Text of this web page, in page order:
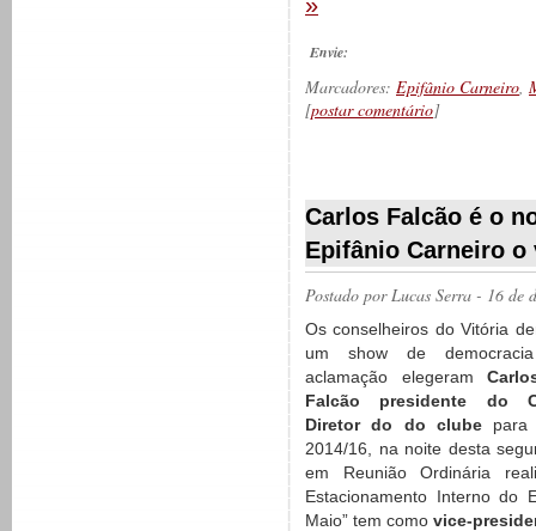
Envie:
Marcadores: Epifânio Carneiro,
[postar comentário]
Carlos Falcão é o
Epifânio Carneiro o
Postado por Lucas Serra - 16 de
Os conselheiros do Vitória
um show de
aclamação elegeram
Falcão presidente do
Diretor do do clube para
2014/16, na noite desta
em Reunião Ordinária
Estacionamento Interno do
Maio” tem como vice-